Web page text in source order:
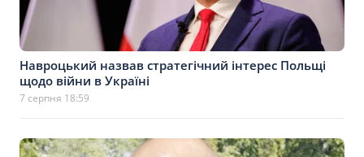
Навроцький назвав стратегічний інтерес Польщі
щодо війни в Україні
7 серпня 18:59